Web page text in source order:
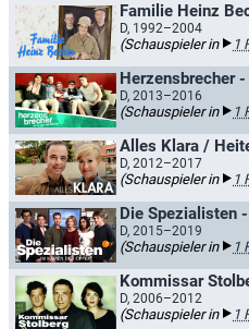
Familie Heinz
D, 1992–2004
(Schauspieler in 1
Herzensbrecher
D, 2013–2016
(Schauspieler in 1
Alles Klara /
D, 2012–2017
(Schauspieler in 1
D, 2015–2019
(Schauspieler in 1
Kommissar
D, 2006–2012
(Schauspieler in 1